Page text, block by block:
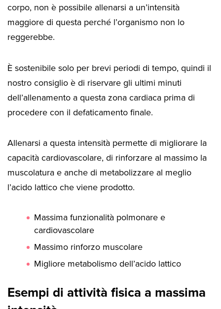
corpo, non è possibile allenarsi a un’intensità
maggiore di questa perché l’organismo non lo
reggerebbe.
È sostenibile solo per brevi periodi di tempo, quindi il
nostro consiglio è di riservare gli ultimi minuti
dell’allenamento a questa zona cardiaca prima di
procedere con il defaticamento finale.
Allenarsi a questa intensità permette di migliorare la
capacità cardiovascolare, di rinforzare al massimo la
muscolatura e anche di metabolizzare al meglio
l’acido lattico che viene prodotto.
Massima funzionalità polmonare e
cardiovascolare
Massimo rinforzo muscolare
Migliore metabolismo dell’acido lattico
Esempi di attività fisica a massima